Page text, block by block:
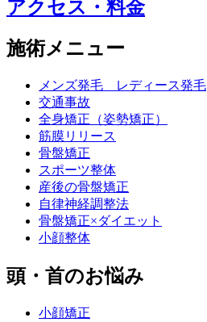
アクセス・料金
施術メニュー
メンズ発毛 レディース発毛
交通事故
全身矯正（姿勢矯正）
筋膜リリース
骨盤矯正
スポーツ整体
産後の骨盤矯正
自律神経調整法
骨盤矯正×ダイエット
小顔整体
頭・首のお悩み
小顔矯正